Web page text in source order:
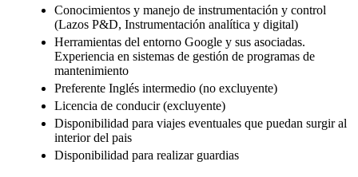
Conocimientos y manejo de instrumentación y control
(Lazos P&D, Instrumentación analítica y digital)
Herramientas del entorno Google y sus asociadas.
Experiencia en sistemas de gestión de programas de
mantenimiento
Preferente Inglés intermedio (no excluyente)
Licencia de conducir (excluyente)
Disponibilidad para viajes eventuales que puedan surgir al
interior del pais
Disponibilidad para realizar guardias